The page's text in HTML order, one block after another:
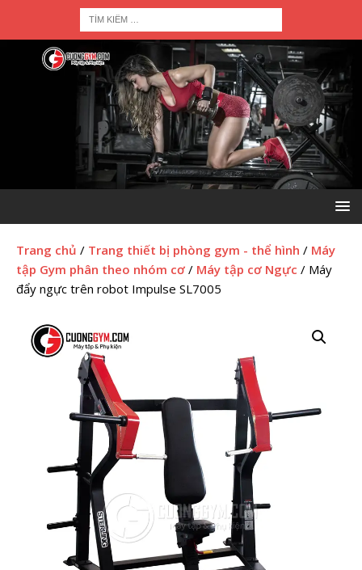
Trang chủ / Trang thiết bị phòng gym - thể hình / Máy
tập Gym phân theo nhóm cơ / Máy tập cơ Ngực / Máy
đẩy ngực trên robot Impulse SL7005